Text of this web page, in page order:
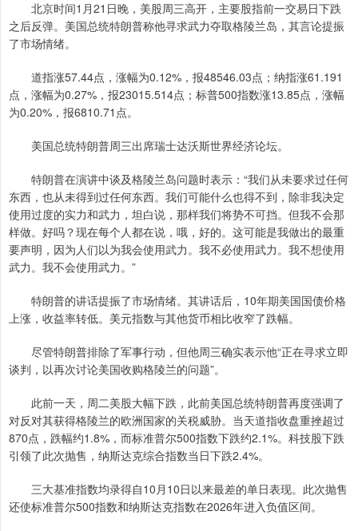
北京时间1月21日晚，美股周三高开，主要股指前一交易日下跌
之后反弹。美国总统特朗普称他寻求武力夺取格陵兰岛，其言论提振
了市场情绪。
道指涨57.44点，涨幅为0.12%，报48546.03点；纳指涨61.191
点，涨幅为0.27%，报23015.514点；标普500指数涨13.85点，涨幅
为0.20%，报6810.71点。
美国总统特朗普周三出席瑞士达沃斯世界经济论坛。
特朗普在演讲中谈及格陵兰岛问题时表示：“我们从未要求过任何
东西，也从未得到过任何东西。我们可能什么也得不到，除非我决定
使用过度的实力和武力，坦白说，那样我们将势不可挡。但我不会那
样做。好吗？现在每个人都在说，哦，好的。这可能是我做出的最重
要声明，因为人们以为我会使用武力。我不必使用武力。我不想使用
武力。我不会使用武力。”
特朗普的讲话提振了市场情绪。其讲话后，10年期美国国债价格
上涨，收益率转低。美元指数与其他货币相比收窄了跌幅。
尽管特朗普排除了军事行动，但他周三确实表示他“正在寻求立即
谈判，以再次讨论美国收购格陵兰的问题”。
此前一天，周二美股大幅下跌，此前美国总统特朗普再度强调了
对反对其获得格陵兰的欧洲国家的关税威胁。当天道指收盘重挫超过
870点，跌幅约1.8%，而标准普尔500指数下跌约2.1%。科技股下跌
引领了此次抛售，纳斯达克综合指数当日下跌2.4%。
三大基准指数均录得自10月10日以来最差的单日表现。此次抛售
还使标准普尔500指数和纳斯达克指数在2026年进入负值区间。